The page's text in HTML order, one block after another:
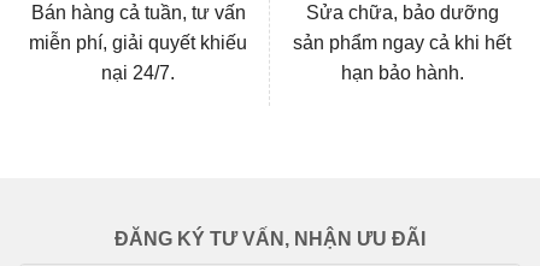
Bán hàng cả tuần, tư vấn
miễn phí, giải quyết khiếu
nại 24/7.
Sửa chữa, bảo dưỡng
sản phẩm ngay cả khi hết
hạn bảo hành.
ĐĂNG KÝ TƯ VẤN, NHẬN ƯU ĐÃI